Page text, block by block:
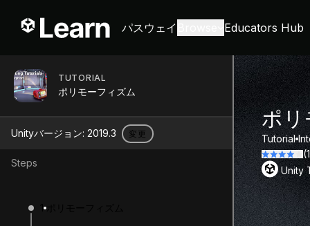
パスウェイ Educators Hub
TUTORIAL
ポリモーフィズム
Unityバージョン: 2019.3 変更
Steps
ポリ
Tutorial
(
Unity